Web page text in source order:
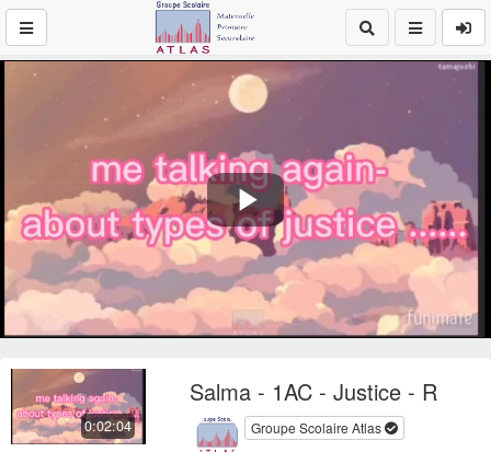
Play
Video
0:02:04
Salma - 1AC - Justice - R
Groupe Scolaire Atlas